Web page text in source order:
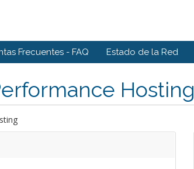
Frecuentes - FAQ Estado de la Red
Hosting